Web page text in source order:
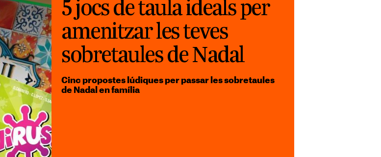
5 jocs de taula ideals per
amenitzar les teves
sobretaules de Nadal
Cinc propostes lúdiques per passar les sobretaules
de Nadal en família